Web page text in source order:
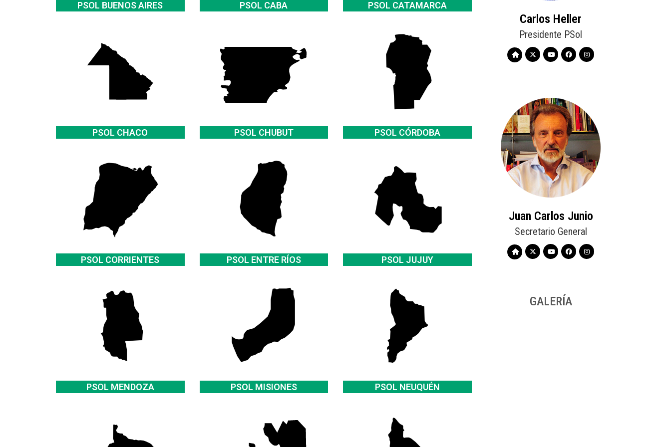
PSOL BUENOS AIRES PSOL CABA PSOL CATAMARCA
PSOL CHACO PSOL CHUBUT PSOL CÓRDOBA
PSOL CORRIENTES PSOL ENTRE RÍOS PSOL JUJUY
PSOL MENDOZA PSOL MISIONES PSOL NEUQUÉN
Carlos Heller
Presidente PSol
Juan Carlos Junio
Secretario General
GALERÍA